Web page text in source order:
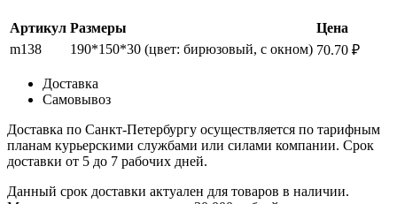
Артикул Размеры
Цена
m138
190*150*30 (цвет: бирюзовый, с окном) 70.70 ₽
Доставка
Самовывоз
Доставка по Санкт-Петербургу осуществляется по тарифным
планам курьерскими службами или силами компании. Срок
доставки от 5 до 7 рабочих дней.
Данный срок доставки актуален для товаров в наличии.